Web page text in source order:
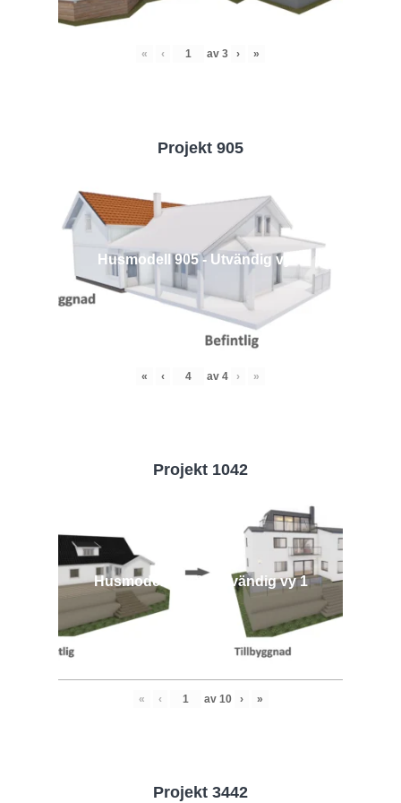
« ‹ av 3 › »
Projekt 905
Husmodell 905 - Utvändig vy 4
« ‹ av 4 › »
Projekt 1042
Husmodell 1042 - Utvändig vy 1
« ‹ av 10 › »
Projekt 3442